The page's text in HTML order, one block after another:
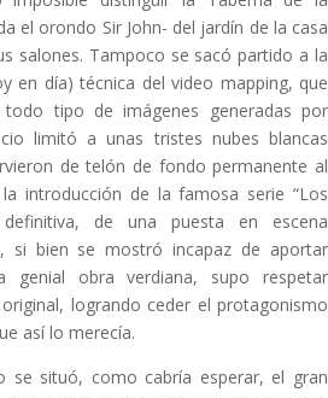
el orondo Sir John- del jardín de la casa
salones. Tampoco se sacó partido a la
en día) técnica del video mapping, que
tipo de imágenes generadas por
limitó a unas tristes nubes blancas
de telón de fondo permanente al
introducción de la famosa serie “Los
de una puesta en escena
si bien se mostró incapaz de aportar
genial obra verdiana, supo respetar
logrando ceder el protagonismo
así lo merecía.
se situó, como cabría esperar, el gran